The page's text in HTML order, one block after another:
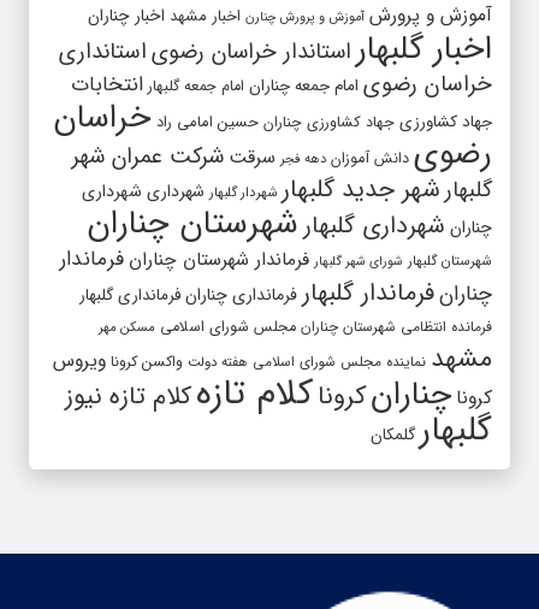
آموزش و پرورش آموزش و پرورش چنارن اخبار مشهد اخبار چناران
اخبار گلبهار استاندار خراسان رضویاستانداری
خراسان رضوی امام جمعه چناران امام جمعه گلبهار انتخابات
جهاد کشاورزی جهاد کشاورزی چناران حسین امامی راد خراسان
رضوی دانش آموزان دهه فجر سرقت شرکت عمران شهر
گلبهارشهر جدید گلبهار شهردار گلبهار شهرداری شهرداری
چناران شهرداری گلبهار شهرستان چناران
شهرستان گلبهار شورای شهر گلبهار فرماندار شهرستان چناران فرماندار
چنارانفرماندار گلبهار فرمانداری چنارانفرمانداری گلبهار
فرمانده انتظامی شهرستان چناران مجلس شورای اسلامی مسکن مهر
مشهد نماینده مجلس شورای اسلامی هفته دولت واکسن کرونا ویروس
کرونا چنارانکروناکلام تازهکلام تازه نیوز
گلبهارگلمکان